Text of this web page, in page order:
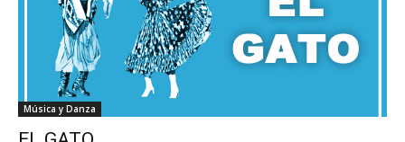
Música y Danza